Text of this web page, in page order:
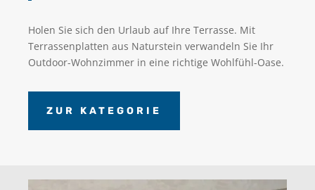
Holen Sie sich den Urlaub auf Ihre Terrasse. Mit
Terrassenplatten aus Naturstein verwandeln Sie Ihr
Outdoor-Wohnzimmer in eine richtige Wohlfühl-Oase.
ZUR KATEGORIE